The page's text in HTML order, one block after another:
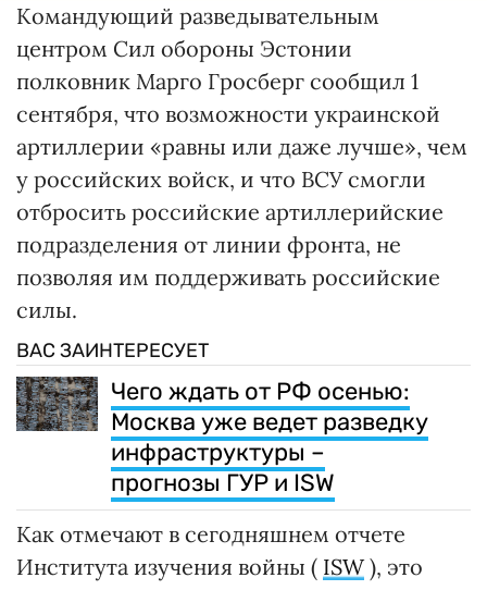
Командующий разведывательным
центром Сил обороны Эстонии
полковник Марго Гросберг сообщил 1
сентября, что возможности украинской
артиллерии «равны или даже лучше», чем
у российских войск, и что ВСУ смогли
отбросить российские артиллерийские
подразделения от линии фронта, не
позволяя им поддерживать российские
силы.
ВАС ЗАИНТЕРЕСУЕТ
Чего ждать от РФ осенью:
Москва уже ведет разведку
инфраструктуры –
прогнозы ГУР и ISW
Как отмечают в сегодняшнем отчете
Института изучения войны ( ISW), это